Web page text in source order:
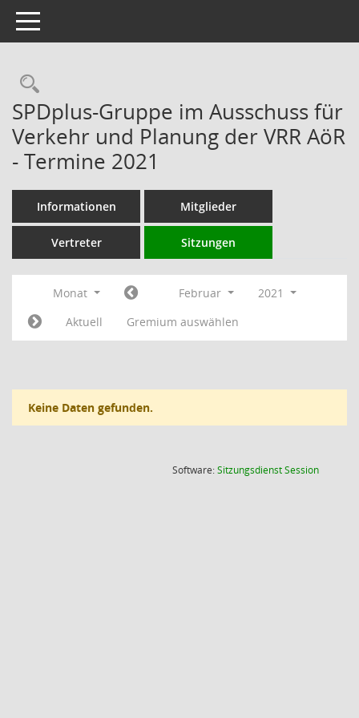
Toggle navigation
Rechercheauswahl
SPDplus-Gruppe im Ausschuss für
Verkehr und Planung der VRR AöR
- Termine 2021
Informationen Mitglieder
Vertreter Sitzungen
Monat Februar
2021
Aktuell
Gremium auswählen
Keine Daten gefunden.
Software:SitzungsdienstSession(Wird in